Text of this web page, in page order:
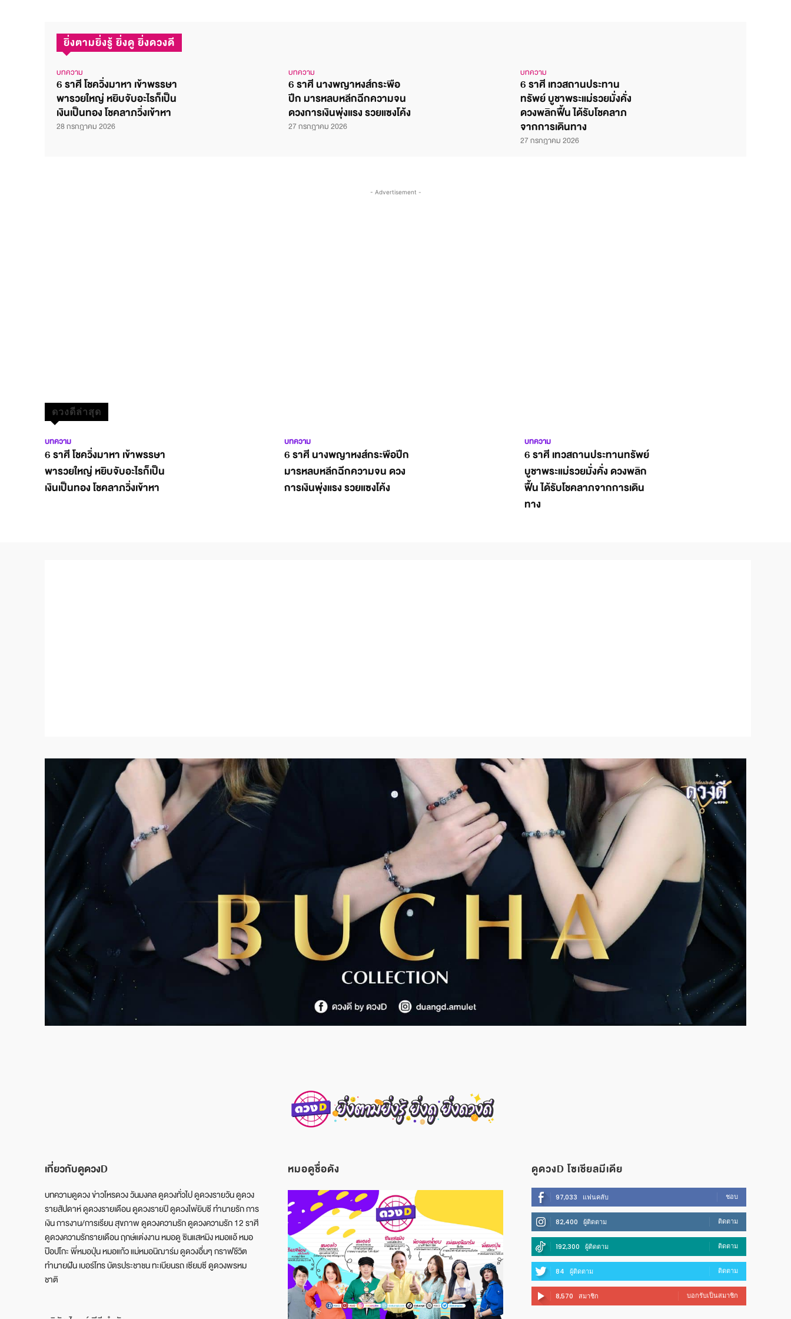
ยิ่งตามยิ่งรู้ ยิ่งดู ยิ่งดวงดี
บทความ
6 ราศี โชควิ่งมาหา เข้าพรรษา
พารวยใหญ่ หยิบจับอะไรก็เป็น
เงินเป็นทอง โชคลาภวิ่งเข้าหา
28 กรกฎาคม 2026
บทความ
6 ราศี นางพญาหงส์กระพือ
ปีก มารหลบหลีกฉีกความจน
ดวงการเงินพุ่งแรง รวยแซงโค้ง
27 กรกฎาคม 2026
บทความ
6 ราศี เทวสถานประทาน
ทรัพย์ บูชาพระแม่รวยมั่งคั่ง
ดวงพลิกฟื้น ได้รับโชคลาภ
จากการเดินทาง
27 กรกฎาคม 2026
- Advertisement -
ดวงดีล่าสุด
บทความ
6 ราศี โชควิ่งมาหา เข้าพรรษา
พารวยใหญ่ หยิบจับอะไรก็เป็น
เงินเป็นทอง โชคลาภวิ่งเข้าหา
บทความ
6 ราศี นางพญาหงส์กระพือปีก
มารหลบหลีกฉีกความจน ดวง
การเงินพุ่งแรง รวยแซงโค้ง
บทความ
6 ราศี เทวสถานประทานทรัพย์
บูชาพระแม่รวยมั่งคั่ง ดวงพลิก
ฟื้น ได้รับโชคลาภจากการเดิน
ทาง
เกี่ยวกับดูดวงD
บทความดูดวง ข่าวโหรดวง วันมงคล ดูดวงทั่วไป ดูดวงรายวัน ดูดวง
รายสัปดาห์ ดูดวงรายเดือน ดูดวงรายปี ดูดวงไพ่ยิบซี ทำนายรัก การ
เงิน การงาน/การเรียน สุขภาพ ดูดวงความรัก ดูดวงความรัก 12 ราศี
ดูดวงความรักรายเดือน ฤกษ์แต่งงาน หมอดู ซินแสหมิง หมอแอ้ หมอ
ป๊อปโกะ พี่หมอปุ่น หมอแก้ว แม่หมอนิฌาร์ม ดูดวงอื่นๆ กราฟชีวิต
ทำนายฝัน เบอร์โทร บัตรประชาชน ทะเบียนรถ เซียมซี ดูดวงพรหม
ชาติ
หมอดูชื่อดัง ดูดวงD โซเชียลมีเดีย
97,033 แฟนคลับ ชอบ
82,400 ผู้ติดตาม ติดตาม
192,300 ผู้ติดตาม ติดตาม
84 ผู้ติดตาม ติดตาม
8,570 สมาชิก บอกรับเป็นสมาชิก